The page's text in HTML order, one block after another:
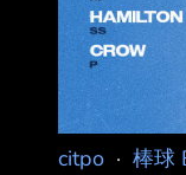
citpo · 棒球